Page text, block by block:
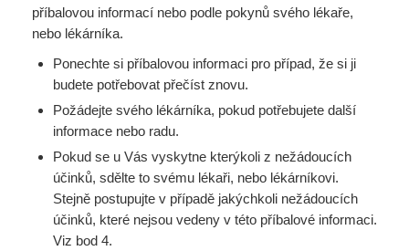
příbalovou informací nebo podle pokynů svého lékaře,
nebo lékárníka.
Ponechte si příbalovou informaci pro případ, že si ji
budete potřebovat přečíst znovu.
Požádejte svého lékárníka, pokud potřebujete další
informace nebo radu.
Pokud se u Vás vyskytne kterýkoli z nežádoucích
účinků, sdělte to svému lékaři, nebo lékárníkovi.
Stejně postupujte v případě jakýchkoli nežádoucích
účinků, které nejsou vedeny v této příbalové informaci.
Viz bod 4.